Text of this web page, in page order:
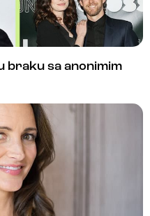
braku sa anonimim